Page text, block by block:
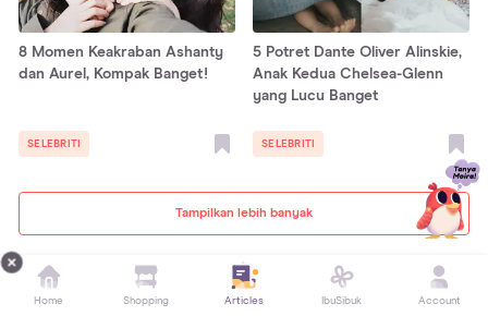
Tampilkan lebih banyak
8 Momen Keakraban Ashanty
dan Aurel, Kompak Banget!
SELEBRITI
5 Potret Dante Oliver Alinskie,
Anak Kedua Chelsea-Glenn
yang Lucu Banget
SELEBRITI
Artikel Pilihan Editor
Home Shopping Articles IbuSibuk Account